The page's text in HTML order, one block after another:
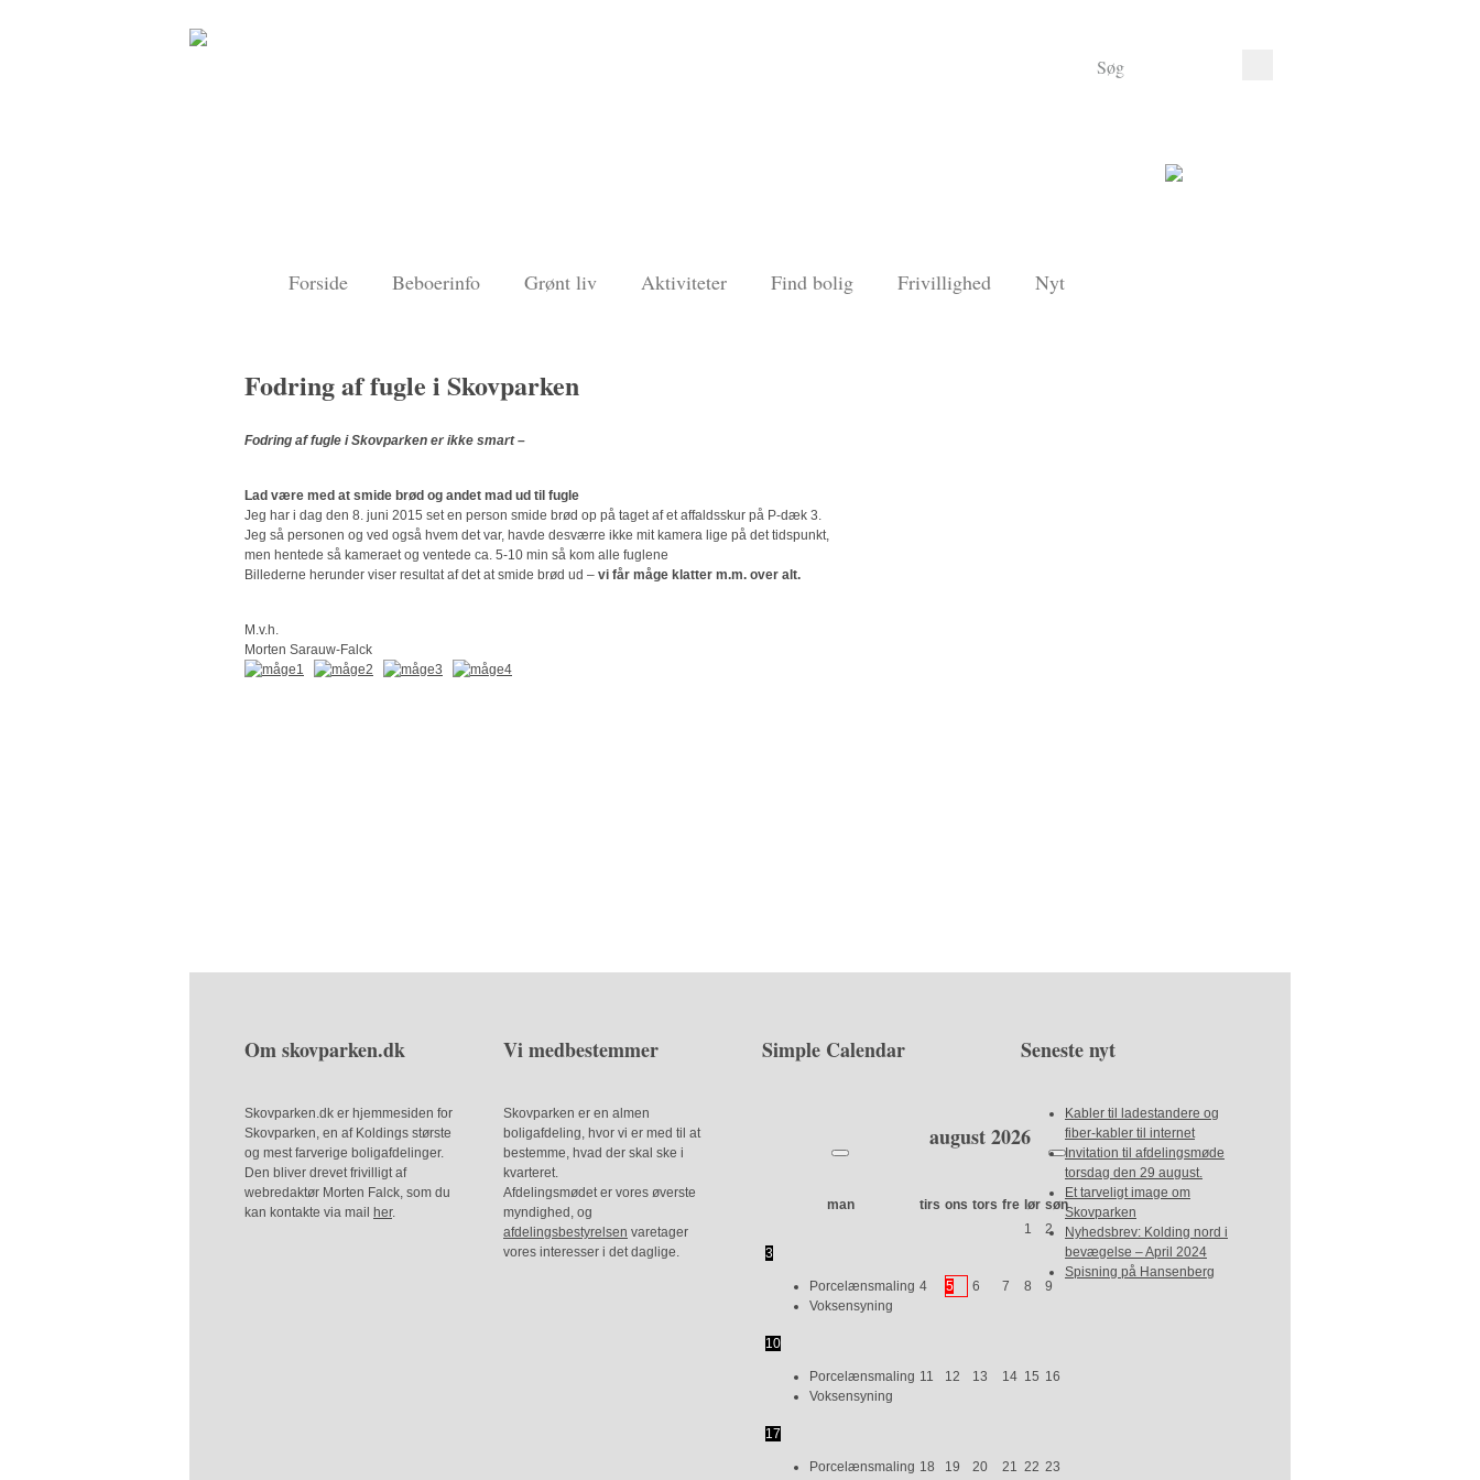
Forside Beboerinfo Grønt liv Aktiviteter Find bolig Frivillighed Nyt
Fodring af fugle i Skovparken
Fodring af fugle i Skovparken er ikke smart –
Lad være med at smide brød og andet mad ud til fugle
Jeg har i dag den 8. juni 2015 set en person smide brød op på taget af et affaldsskur på P-dæk 3.
Jeg så personen og ved også hvem det var, havde desværre ikke mit kamera lige på det tidspunkt,
men hentede så kameraet og ventede ca. 5-10 min så kom alle fuglene
Billederne herunder viser resultat af det at smide brød ud – vi får måge klatter m.m. over alt.
M.v.h.
Morten Sarauw-Falck
Om skovparken.dk
Skovparken.dk er hjemmesiden for
Skovparken, en af Koldings største
og mest farverige boligafdelinger.
Den bliver drevet frivilligt af
webredaktør Morten Falck, som du
kan kontakte via mail
her.
Vi medbestemmer
Skovparken er en almen
boligafdeling, hvor vi er med til at
bestemme, hvad der skal ske i
kvarteret.
Afdelingsmødet er vores øverste
myndighed, og
afdelingsbestyrelsen varetager
vores interesser i det daglige.
Simple Calendar
august2026
man tirs ons tors fre lør søn
1
2
3
Porcelænsmaling
Voksensyning
4 5 6 7 8 9
10
Porcelænsmaling
Voksensyning
11 12 13 14 15 16
17
Porcelænsmaling 18 19 20 21 22 23
Seneste nyt
Kabler til ladestandere og
fiber-kabler til internet
Invitation til afdelingsmøde
torsdag den 29 august.
Et tarveligt image om
Skovparken
Nyhedsbrev: Kolding nord i
bevægelse – April 2024
Spisning på Hansenberg